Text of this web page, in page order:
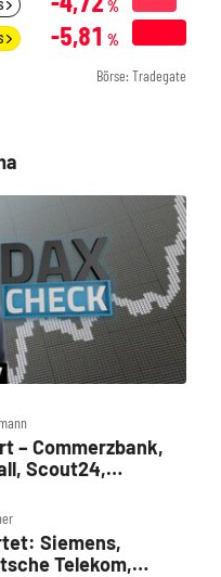
%
-5,81 %
Börse: Tradegate
– Commerzbank,
Scout24,
Siemens,
Telekom,